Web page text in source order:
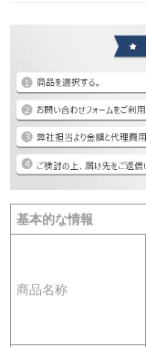
基本的な情報
商品名称